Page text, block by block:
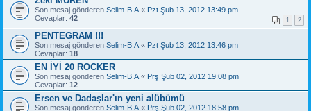
Son mesaj gönderen Selim-B.A « Pzt Şub 13, 2012 13:49 pm
Cevaplar: 42 1 2
PENTEGRAM !!!
Son mesaj gönderen Selim-B.A « Pzt Şub 13, 2012 13:46 pm
Cevaplar: 18
EN İYİ 20 ROCKER
Son mesaj gönderen Selim-B.A « Prş Şub 02, 2012 19:08 pm
Cevaplar: 12
Ersen ve Dadaşlar'ın yeni alübümü
Son mesaj gönderen Selim-B.A « Prş Şub 02, 2012 18:58 pm